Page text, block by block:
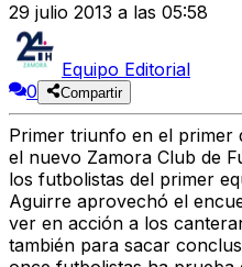
29 julio 2013 a las 05:58
Equipo Editorial
0
Compartir
Primer triunfo en el primer
el nuevo Zamora Club de
los futbolistas del primer
Aguirre aprovechó el
ver en acción a los
también para sacar